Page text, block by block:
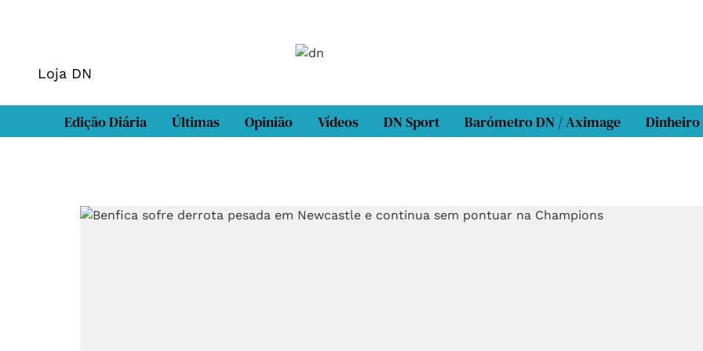
Loja DN
Edição Diária Últimas Opinião Vídeos DN Sport Barómetro DN / Aximage Dinheiro